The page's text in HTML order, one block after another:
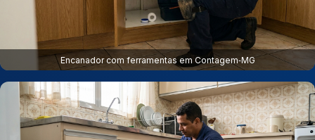
Encanador com ferramentas em Contagem‑MG